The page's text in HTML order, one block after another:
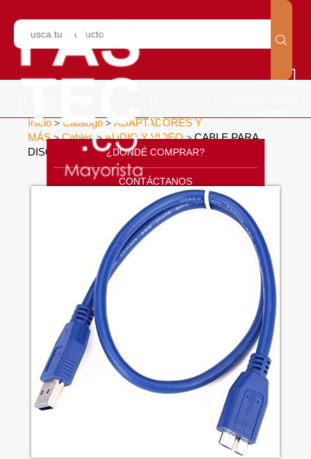
¿DONDÉ COMPRAR?
CONTÁCTANOS
SOPORTE
CÁTALOGO
Inicio > Catálogo > ADAPTADORES Y
MÁS>Cables>AUDIO Y VIDEO>CABLE PARA
DISCO DURO 3.0 AZUL ( 5 M)>